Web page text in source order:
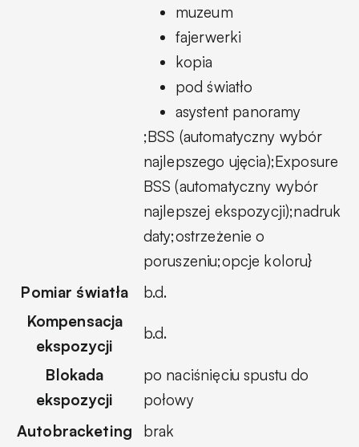
muzeum
fajerwerki
kopia
pod światło
asystent panoramy
;BSS (automatyczny wybór
najlepszego ujęcia);Exposure
BSS (automatyczny wybór
najlepszej ekspozycji);nadruk
daty;ostrzeżenie o
poruszeniu;opcje koloru}
Pomiar światła
b.d.
Kompensacja
ekspozycji
b.d.
Blokada
ekspozycji
po naciśnięciu spustu do
połowy
Autobracketing
brak